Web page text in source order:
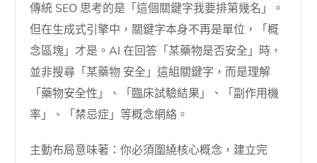
傳統 SEO 思考的是「這個關鍵字我要排第幾名」。
但在生成式引擎中，關鍵字本身不再是單位，「概
念區塊」才是。AI 在回答「某藥物是否安全」時，
並非搜尋「某藥物 安全」這組關鍵字，而是理解
「藥物安全性」、「臨床試驗結果」、「副作用機
率」、「禁忌症」等概念網絡。
主動布局意味著：你必須圍繞核心概念，建立完